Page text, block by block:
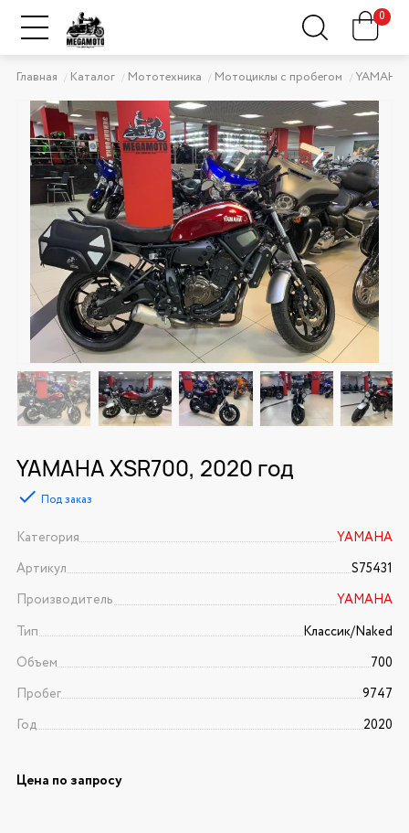
0
Главная Каталог Мототехника Мотоциклы с пробегом YAMAHA
YAMAHA XSR700, 2020 год
Под заказ
Категория
YAMAHA
Артикул
S75431
Производитель
YAMAHA
Тип
Классик/Naked
Объем
700
Пробег
9747
Год
2020
Цена по запросу